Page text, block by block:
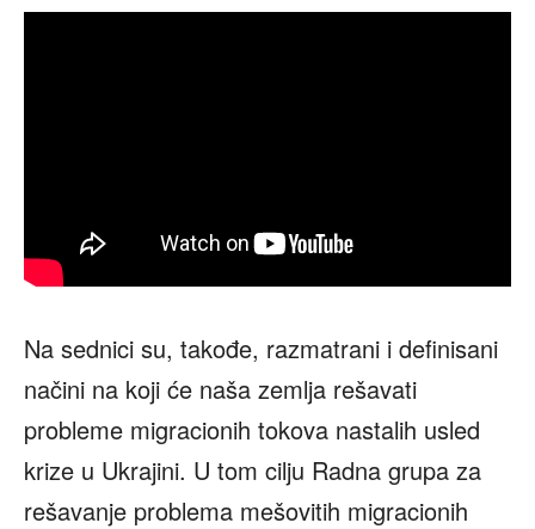
Na sednici su, takođe, razmatrani i definisani
načini na koji će naša zemlja rešavati
probleme migracionih tokova nastalih usled
krize u Ukrajini. U tom cilju Radna grupa za
rešavanje problema mešovitih migracionih